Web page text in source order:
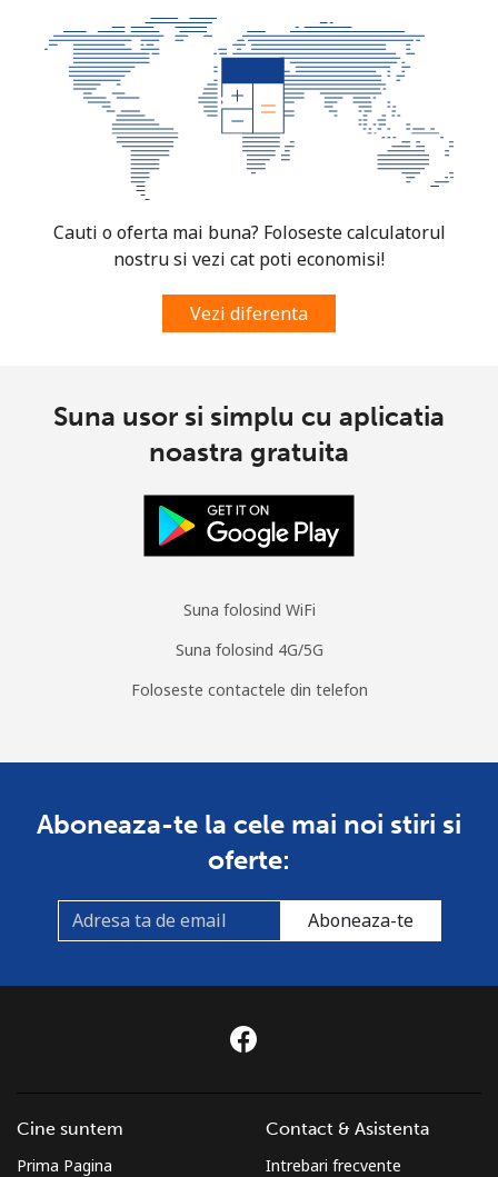
Cauti o oferta mai buna? Foloseste calculatorul
nostru si vezi cat poti economisi!
Vezi diferenta
Suna usor si simplu cu aplicatia
noastra gratuita
Suna folosind WiFi
Suna folosind 4G/5G
Foloseste contactele din telefon
Aboneaza-te la cele mai noi stiri si
oferte:
Aboneaza-te
Cine suntem
Prima Pagina
Contact & Asistenta
Intrebari frecvente